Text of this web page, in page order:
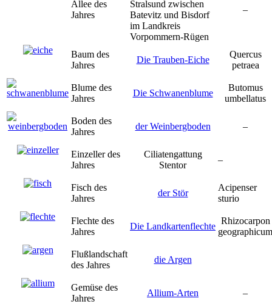
Allee des
Jahres
Stralsund zwischen
Batevitz und Bisdorf
im Landkreis
Vorpommern-Rügen
–
Baum des
Jahres
Die Trauben-Eiche
Quercus
petraea
Blume des
Jahres
Die Schwanenblume
Butomus
umbellatus
Boden des
Jahres
der Weinbergboden –
Einzeller des
Jahres
Ciliatengattung
Stentor
–
Fisch des
Jahres
der Stör
Acipenser
sturio
Flechte des
Jahres
Die Landkartenflechte
Rhizocarpon
geographicum
Flußlandschaft
des Jahres
die Argen
Gemüse des
Jahres
Allium-Arten –